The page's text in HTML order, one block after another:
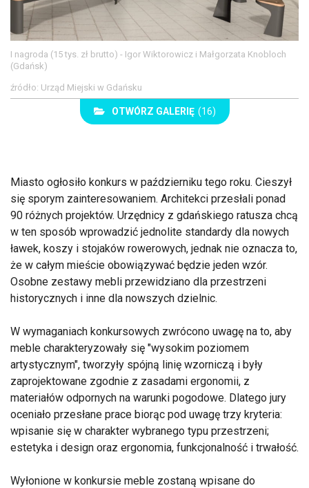
I nagroda (15 tys. zł brutto) - Igor Wiktorowicz i Małgorzata Knobloch
(Gdańsk)
źródło: Urząd Miejski w Gdańsku
OTWÓRZ GALERIĘ (16)
Miasto ogłosiło konkurs w październiku tego roku. Cieszył
się sporym zainteresowaniem. Architekci przesłali ponad
90 różnych projektów. Urzędnicy z gdańskiego ratusza chcą
w ten sposób wprowadzić jednolite standardy dla nowych
ławek, koszy i stojaków rowerowych, jednak nie oznacza to,
że w całym mieście obowiązywać będzie jeden wzór.
Osobne zestawy mebli przewidziano dla przestrzeni
historycznych i inne dla nowszych dzielnic.
W wymaganiach konkursowych zwrócono uwagę na to, aby
meble charakteryzowały się "wysokim poziomem
artystycznym", tworzyły spójną linię wzorniczą i były
zaprojektowane zgodnie z zasadami ergonomii, z
materiałów odpornych na warunki pogodowe. Dlatego jury
oceniało przesłane prace biorąc pod uwagę trzy kryteria:
wpisanie się w charakter wybranego typu przestrzeni;
estetyka i design oraz ergonomia, funkcjonalność i trwałość.
Wyłonione w konkursie meble zostaną wpisane do